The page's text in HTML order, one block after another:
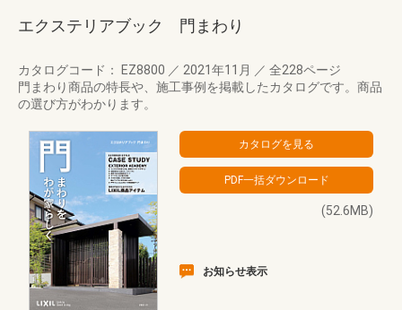
エクステリアブック 門まわり
カタログコード： EZ8800 ／ 2021年11月 ／ 全228ページ
門まわり商品の特長や、施工事例を掲載したカタログです。商品
の選び方がわかります。
(52.6MB)
お知らせ表示